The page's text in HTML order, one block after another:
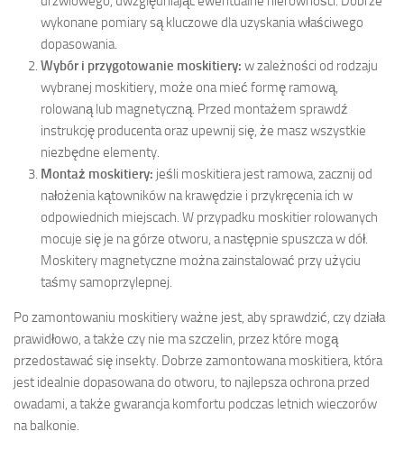
wykonane pomiary są kluczowe dla uzyskania właściwego
dopasowania.
Wybór i przygotowanie moskitiery: w zależności od rodzaju
wybranej moskitiery, może ona mieć formę ramową,
rolowaną lub magnetyczną. Przed montażem sprawdź
instrukcję producenta oraz upewnij się, że masz wszystkie
niezbędne elementy.
Montaż moskitiery: jeśli moskitiera jest ramowa, zacznij od
nałożenia kątowników na krawędzie i przykręcenia ich w
odpowiednich miejscach. W przypadku moskitier rolowanych
mocuje się je na górze otworu, a następnie spuszcza w dół.
Moskitery magnetyczne można zainstalować przy użyciu
taśmy samoprzylepnej.
Po zamontowaniu moskitiery ważne jest, aby sprawdzić, czy działa
prawidłowo, a także czy nie ma szczelin, przez które mogą
przedostawać się insekty. Dobrze zamontowana moskitiera, która
jest idealnie dopasowana do otworu, to najlepsza ochrona przed
owadami, a także gwarancja komfortu podczas letnich wieczorów
na balkonie.